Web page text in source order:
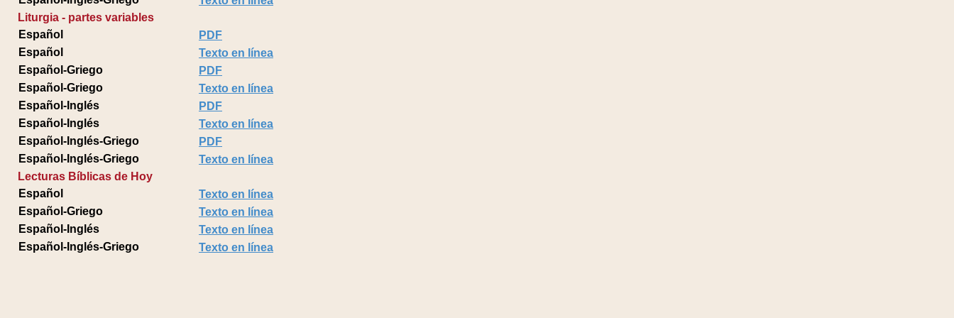
Liturgia - partes variables
Español
PDF
Español
Texto en línea
Español-Griego
PDF
Español-Griego
Texto en línea
Español-Inglés
PDF
Español-Inglés
Texto en línea
Español-Inglés-Griego
PDF
Español-Inglés-Griego
Texto en línea
Lecturas Bíblicas de Hoy
Español
Texto en línea
Español-Griego
Texto en línea
Español-Inglés
Texto en línea
Español-Inglés-Griego
Texto en línea